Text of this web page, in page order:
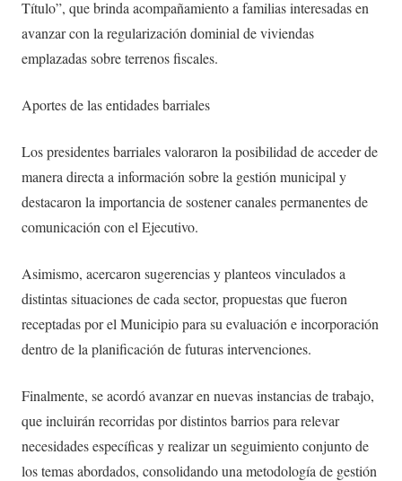
Título”, que brinda acompañamiento a familias interesadas en
avanzar con la regularización dominial de viviendas
emplazadas sobre terrenos fiscales.
Aportes de las entidades barriales
Los presidentes barriales valoraron la posibilidad de acceder de
manera directa a información sobre la gestión municipal y
destacaron la importancia de sostener canales permanentes de
comunicación con el Ejecutivo.
Asimismo, acercaron sugerencias y planteos vinculados a
distintas situaciones de cada sector, propuestas que fueron
receptadas por el Municipio para su evaluación e incorporación
dentro de la planificación de futuras intervenciones.
Finalmente, se acordó avanzar en nuevas instancias de trabajo,
que incluirán recorridas por distintos barrios para relevar
necesidades específicas y realizar un seguimiento conjunto de
los temas abordados, consolidando una metodología de gestión